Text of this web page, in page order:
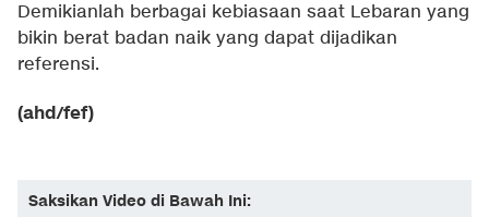
Demikianlah berbagai kebiasaan saat Lebaran yang
bikin berat badan naik yang dapat dijadikan
referensi.
(ahd/fef)
Saksikan Video di Bawah Ini: